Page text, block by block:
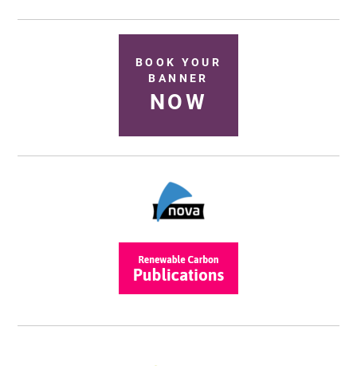
BOOK YOUR
BANNER
NOW